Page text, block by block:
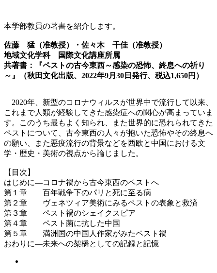
本学部教員の著書を紹介します。
佐藤 猛（准教授）・佐々木 千佳（准教授）
地域文化学科 国際文化講座所属
共著書：『ペストの古今東西～感染の恐怖、終息への祈り
～』（秋田文化出版、2022年9月30日発行、税込1,650円）
2020年、新型のコロナウィルスが世界中で流行して以来、
これまで人類が経験してきた感染症への関心が高まっていま
す。このうち最もよく知られ、また世界的に恐れられてきた
ペストについて、古今東西の人々が抱いた恐怖やその終息へ
の願い、また悪疫流行の背景などを西欧と中国における文
学・歴史・美術の視点から論じました。
【目次】
はじめに―コロナ禍から古今東西のペストへ
第１章 百年戦争下のパリと死に至る病
第２章 ヴェネツィア美術にみるペストの表象と救済
第３章 ペスト禍のシェイクスピア
第４章 ペスト菌に抗した中国
第５章 満洲国の中国人作家がみたペスト禍
おわりに―未来への架橋としての記録と記憶